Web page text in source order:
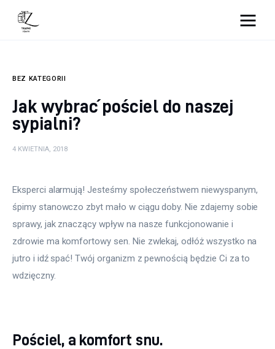
Lifestyle
Zdrowie
Uroda
Więcej
BEZ KATEGORII
Jak wybrać pościel do naszej
sypialni?
4 KWIETNIA, 2018
Eksperci alarmują! Jesteśmy społeczeństwem niewyspanym,
śpimy stanowczo zbyt mało w ciągu doby. Nie zdajemy sobie
sprawy, jak znaczący wpływ na nasze funkcjonowanie i
zdrowie ma komfortowy sen. Nie zwlekaj, odłóż wszystko na
jutro i idź spać! Twój organizm z pewnością będzie Ci za to
wdzięczny.
Pościel, a komfort snu.